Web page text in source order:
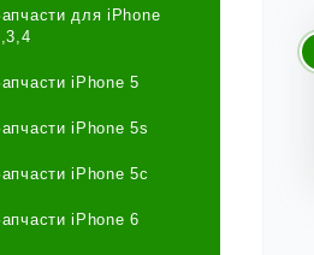
для iPhone
iPhone 5
iPhone 5s
iPhone 5c
iPhone 6